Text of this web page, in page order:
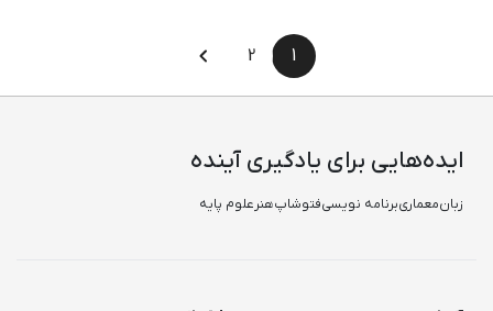
1
2
ایده‌هایی برای یادگیری آینده
زبانمعماریبرنامه نویسیفتوشاپهنر علوم پایه